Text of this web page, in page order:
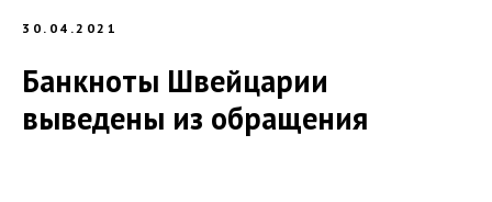
30.04.2021
Банкноты Швейцарии
выведены из обращения